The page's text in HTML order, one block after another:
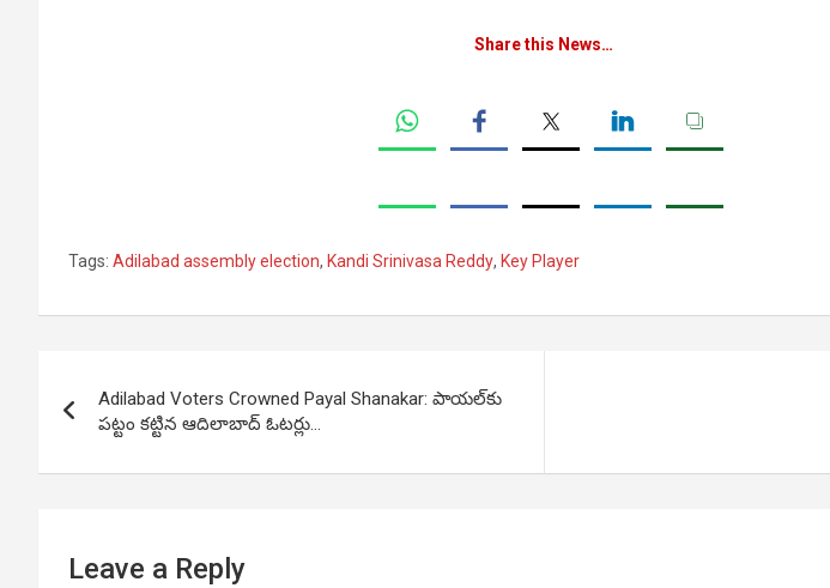
Share this News…
Tags: Adilabad assembly election, Kandi Srinivasa Reddy, Key Player
navigation
Adilabad Voters Crowned Payal Shanakar: పాయల్‌కు
పట్టం కట్టిన ఆదిలాబాద్‌ ఓటర్లు…
Leave a Reply